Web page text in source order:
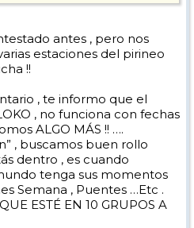
antes , pero nos
estaciones del pirineo
!!
, te informo que el
, no funciona con fechas
ALGO MÁS !! ….
, buscamos buen rollo
dentro , es cuando
tenga sus momentos
Semana , Puentes …Etc .
ESTÉ EN 10 GRUPOS A